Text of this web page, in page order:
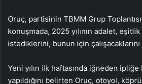
Oruç, partisinin TBMM Grup
konuşmada, 2025 yılının adalet, eşitlik
istediklerini, bunun için
Yeni yılın ilk haftasında iğneden
yapıldığını belirten Oruç, otoyol,